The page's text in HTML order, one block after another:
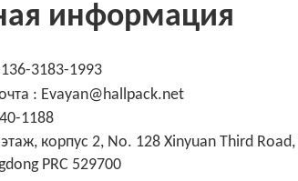
информация
3183-1993
: Evayan@hallpack.net
1188
корпус 2, No. 128 Xinyuan Third
PRC 529700